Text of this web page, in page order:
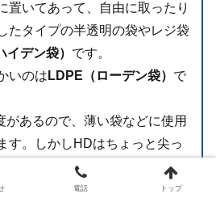
置いてあって、自由に取ったり
たタイプの半透明の袋やレジ袋
イデン袋） です。
いのは LDPE（ローデン袋） で
があるので、薄い袋などに使用
す。しかしHDはちょっと尖っ
縦にピーと裂けるといった弱点
電話 トップ